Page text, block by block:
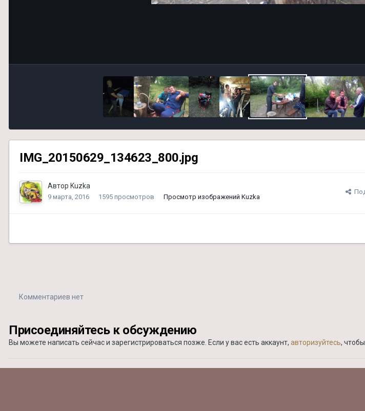
IMG_20150629_134623_800.jpg
Автор Kuzka
9 марта, 2016 1595 просмотров Просмотр изображений Kuzka
Комментариев нет
Присоединяйтесь к обсуждению
Вы можете написать сейчас и зарегистрироваться позже. Если у вас есть аккаунт, авторизуйтесь,